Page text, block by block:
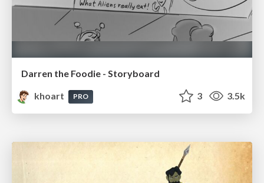
Darren the Foodie - Storyboard
khoart
PRO 3 3.5k